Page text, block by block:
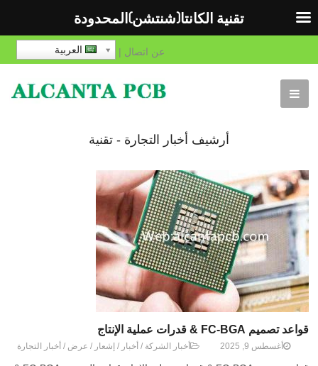
عن اتصال | العربية
أرشيف أخبار التجارة - تقنية
الكانتا(شنتشن)المحدودة
قواعد تصميم FC-BGA & قدرات عملية الإنتاج
أغسطس 9, 2025 أخبار الشركة / أخبار / إشعار / عرض / أخبار التجارة
تقنية الكانتا(شنتشن)المحدودة